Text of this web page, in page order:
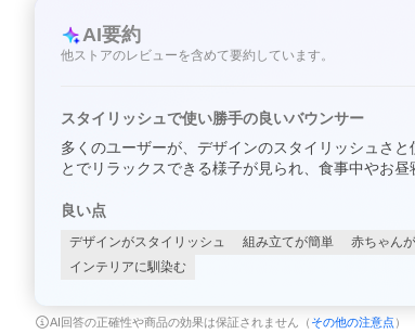
AI要約
他ストアのレビューを含めて要約しています。
スタイリッシュで使い勝手の良いバウンサー
多くのユーザーが、デザインのスタイリッシュさ
とでリラックスできる様子が見られ、食事中やお
良い点
デザインがスタイリッシュ 組み立てが簡単 赤ちゃん
インテリアに馴染む
AI回答の正確性や商品の効果は保証されません（ その他の注意点 ）